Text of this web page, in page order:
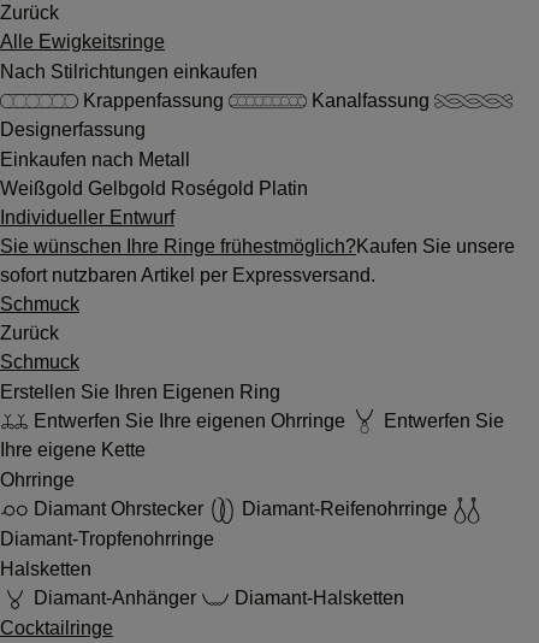
Zurück
Alle Ewigkeitsringe
Nach Stilrichtungen einkaufen
Krappenfassung
Kanalfassung
Designerfassung
Einkaufen nach Metall
Weißgold Gelbgold Roségold Platin
Individueller Entwurf
Sie wünschen Ihre Ringe frühestmöglich?Kaufen Sie unsere
sofort nutzbaren Artikel per Expressversand.
Schmuck
Zurück
Schmuck
Erstellen Sie Ihren Eigenen Ring
Entwerfen Sie Ihre eigenen Ohrringe
Entwerfen Sie
Ihre eigene Kette
Ohrringe
Diamant Ohrstecker
Diamant-Reifenohrringe
Diamant-Tropfenohrringe
Halsketten
Diamant-Anhänger
Diamant-Halsketten
Cocktailringe